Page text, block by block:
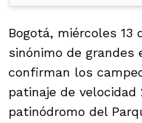
Bogotá, miércoles 13
sinónimo de grandes
confirman los
patinaje de velocidad
patinódromo del